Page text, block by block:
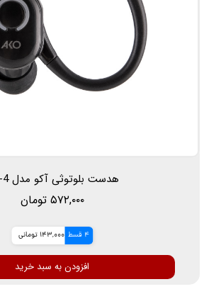
هدست بلوتوثی آکو مدل AB-4
۵۷۲,۰۰۰ تومان
4 قسط 143,000 تومانی
افزودن به سبد خرید